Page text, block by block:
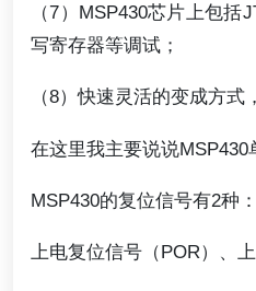
（7）MSP430芯片上包
写寄存器等调试；
（8）快速灵活的变成方
在这里我主要说说MSP430
MSP430的复位信号有2种：
上电复位信号（POR）、